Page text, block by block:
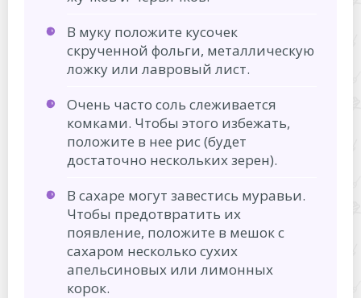
В муку положите кусочек
скрученной фольги, металлическую
ложку или лавровый лист.
Очень часто соль слеживается
комками. Чтобы этого избежать,
положите в нее рис (будет
достаточно нескольких зерен).
В сахаре могут завестись муравьи.
Чтобы предотвратить их
появление, положите в мешок с
сахаром несколько сухих
апельсиновых или лимонных
корок.